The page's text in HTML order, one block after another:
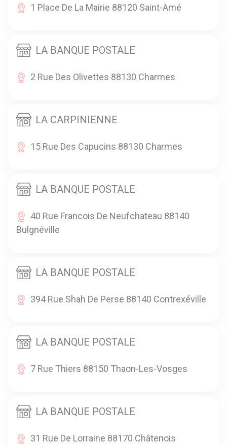
1 Place De La Mairie 88120 Saint-Amé
LA BANQUE POSTALE
2 Rue Des Olivettes 88130 Charmes
LA CARPINIENNE
15 Rue Des Capucins 88130 Charmes
LA BANQUE POSTALE
40 Rue Francois De Neufchateau 88140
Bulgnéville
LA BANQUE POSTALE
394 Rue Shah De Perse 88140 Contrexéville
LA BANQUE POSTALE
7 Rue Thiers 88150 Thaon-Les-Vosges
LA BANQUE POSTALE
31 Rue De Lorraine 88170 Châtenois